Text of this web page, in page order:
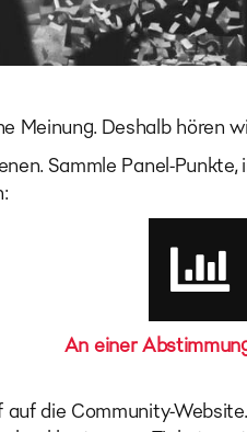
Meinung. Deshalb hören
Sammle Panel-
An einer
die Community-